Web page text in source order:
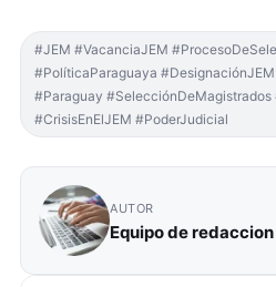
#JEM #VacanciaJEM
#PolíticaParaguaya
#Paraguay
#CrisisEnElJEM #PoderJudicial
AUTOR
Equipo de redaccion